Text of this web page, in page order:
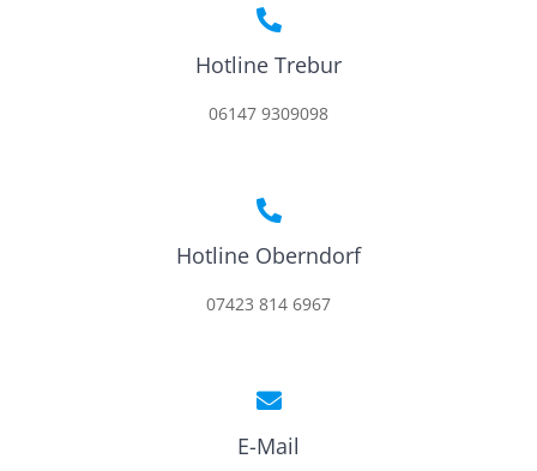
Hotline Trebur
06147 9309098
Hotline Oberndorf
07423 814 6967
E-Mail